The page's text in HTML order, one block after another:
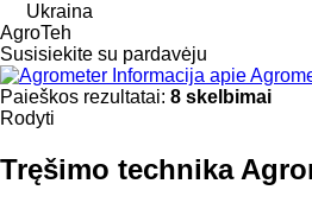
Ukraina
AgroTeh
Susisiekite su pardavėju
Informacija apie
Paieškos rezultatai: 8 skelbimai
Rodyti
Tręšimo technika